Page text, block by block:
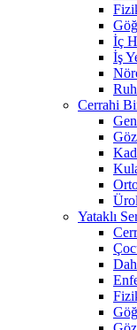
İç
İş
Ruh
Cerrahi
Yataklı